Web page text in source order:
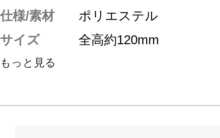
仕様/素材
ポリエステル
サイズ
全高約120mm
もっと見る